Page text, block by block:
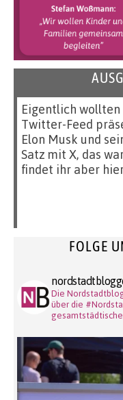
Eigentlich
Twitter-Feed
Elon Musk und
Satz mit X, das
findet ihr aber
FOLGE
Die
über die